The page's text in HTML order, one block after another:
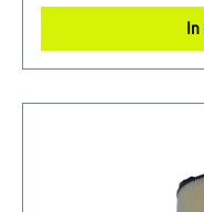
und hochwertigen
Lebensdauer und
Škoda Unser Service
bieten wir Ihnen die